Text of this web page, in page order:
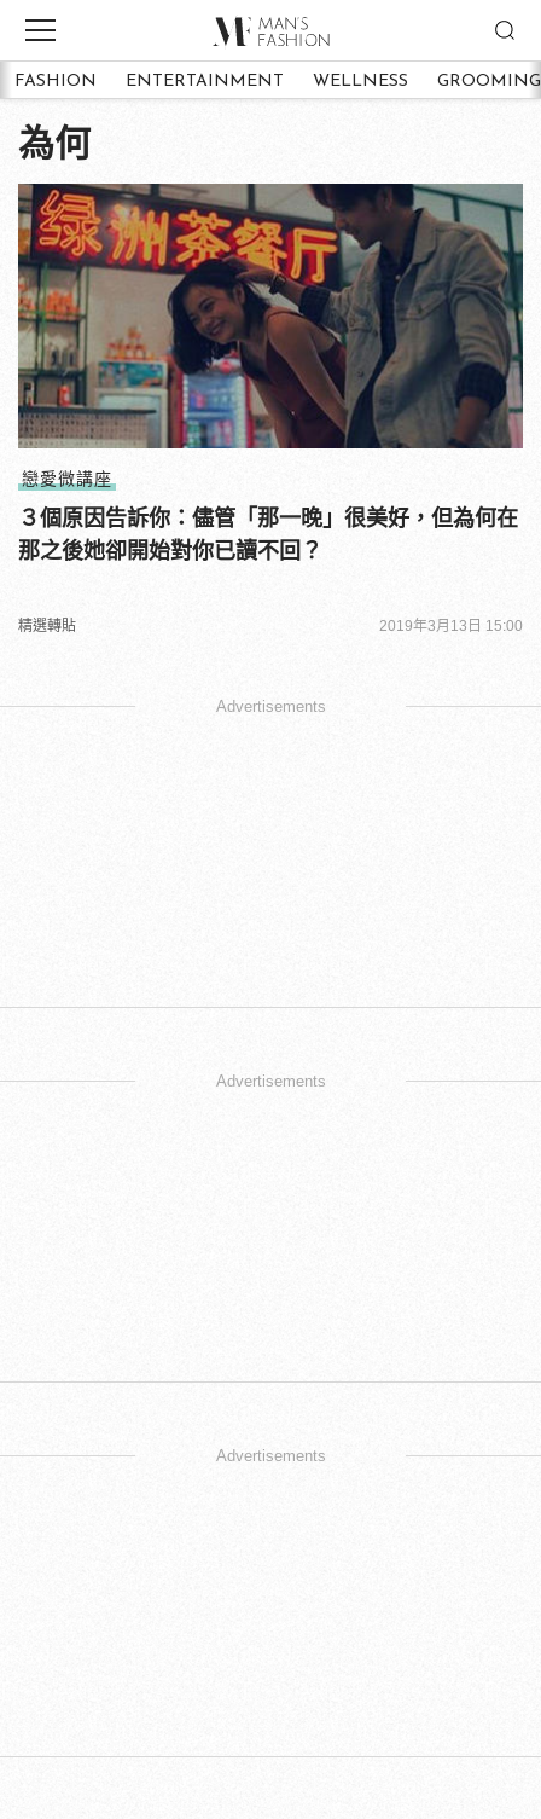
FASHION ENTERTAINMENT WELLNESS GROOMING
為何
戀愛微講座
３個原因告訴你：儘管「那一晚」很美好，但為何在
那之後她卻開始對你已讀不回？
精選轉貼 2019年3月13日 15:00
Advertisements
Advertisements
Advertisements